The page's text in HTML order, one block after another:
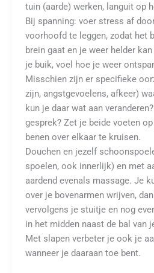
tuin (aarde) werken, languit op
Bij spanning: voer stress af
voorhoofd te leggen, zodat het
brein gaat en je weer helder
je buik, voel hoe je weer
Misschien zijn er specifieke
zijn, angstgevoelens, afkeer)
kun je daar wat aan
gesprek? Zet je beide voeten
benen over elkaar te kruisen.
Douchen en jezelf
spoelen, ook innerlijk) en met
aardend evenals massage. Je
over je bovenarmen wrijven,
vervolgens je stuitje en nog
in het midden naast de bal van
Met slapen verbeter je ook je
wanneer je daaraan toe bent.